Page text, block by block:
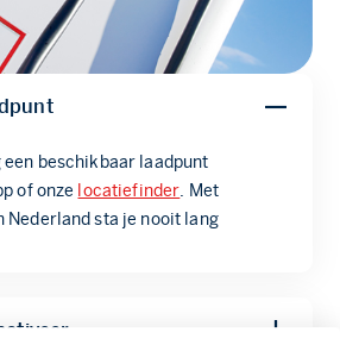
een beschikbaar laadpunt
of onze locatiefinder. Met
Nederland sta je nooit lang